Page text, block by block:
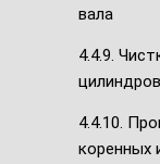
вала
4.4.9.
4.4.10.
коренных